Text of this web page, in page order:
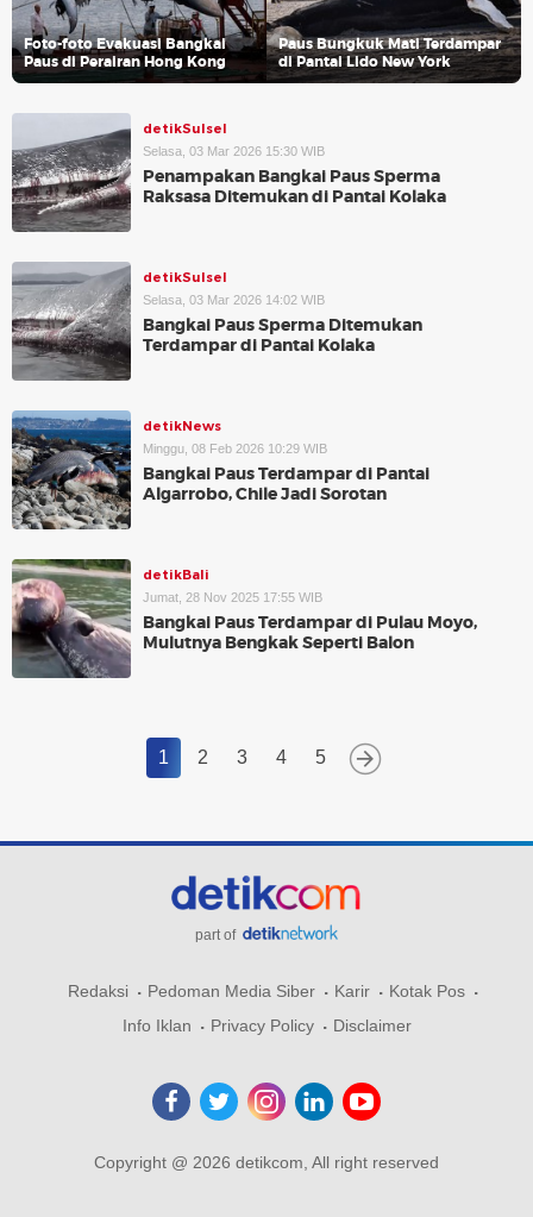
Foto-foto Evakuasi Bangkai
Paus di Perairan Hong Kong
Paus Bungkuk Mati Terdampar
di Pantai Lido New York
detikSulsel
Selasa, 03 Mar 2026 15:30 WIB
Penampakan Bangkai Paus Sperma
Raksasa Ditemukan di Pantai Kolaka
detikSulsel
Selasa, 03 Mar 2026 14:02 WIB
Bangkai Paus Sperma Ditemukan
Terdampar di Pantai Kolaka
detikNews
Minggu, 08 Feb 2026 10:29 WIB
Bangkai Paus Terdampar di Pantai
Algarrobo, Chile Jadi Sorotan
detikBali
Jumat, 28 Nov 2025 17:55 WIB
Bangkai Paus Terdampar di Pulau Moyo,
Mulutnya Bengkak Seperti Balon
1 2 3 4 5
part of
Redaksi Pedoman Media Siber Karir
Kotak Pos
Info Iklan
Privacy Policy Disclaimer
Copyright @ 2026 detikcom, All right reserved